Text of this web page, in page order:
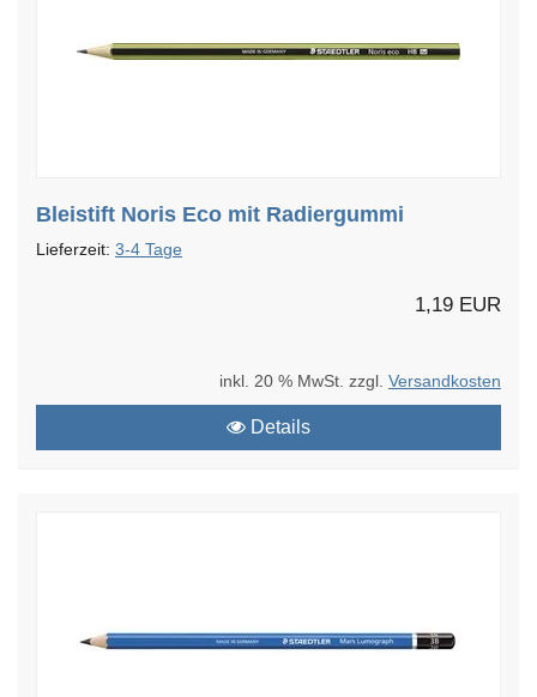
Bleistift Noris Eco mit Radiergummi
Lieferzeit: 3-4 Tage
1,19 EUR
inkl. 20 % MwSt. zzgl. Versandkosten
Details